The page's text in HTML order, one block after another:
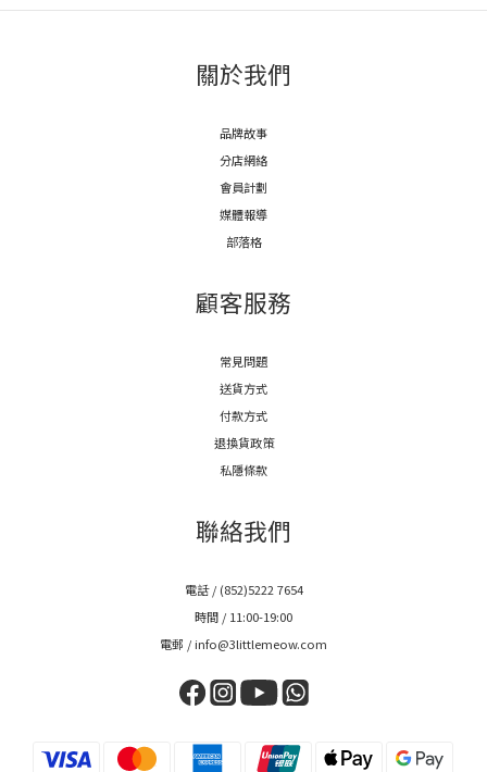
關於我們
品牌故事
分店網絡
會員計劃
媒體報導
部落格
顧客服務
常見問題
送貨方式
付款方式
退換貨政策
私隱條款
聯絡我們
電話 / (852)5222 7654
時間 / 11:00-19:00
電郵 / info@3littlemeow.com